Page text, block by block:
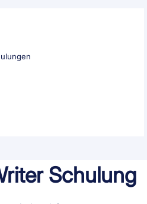
Schulung